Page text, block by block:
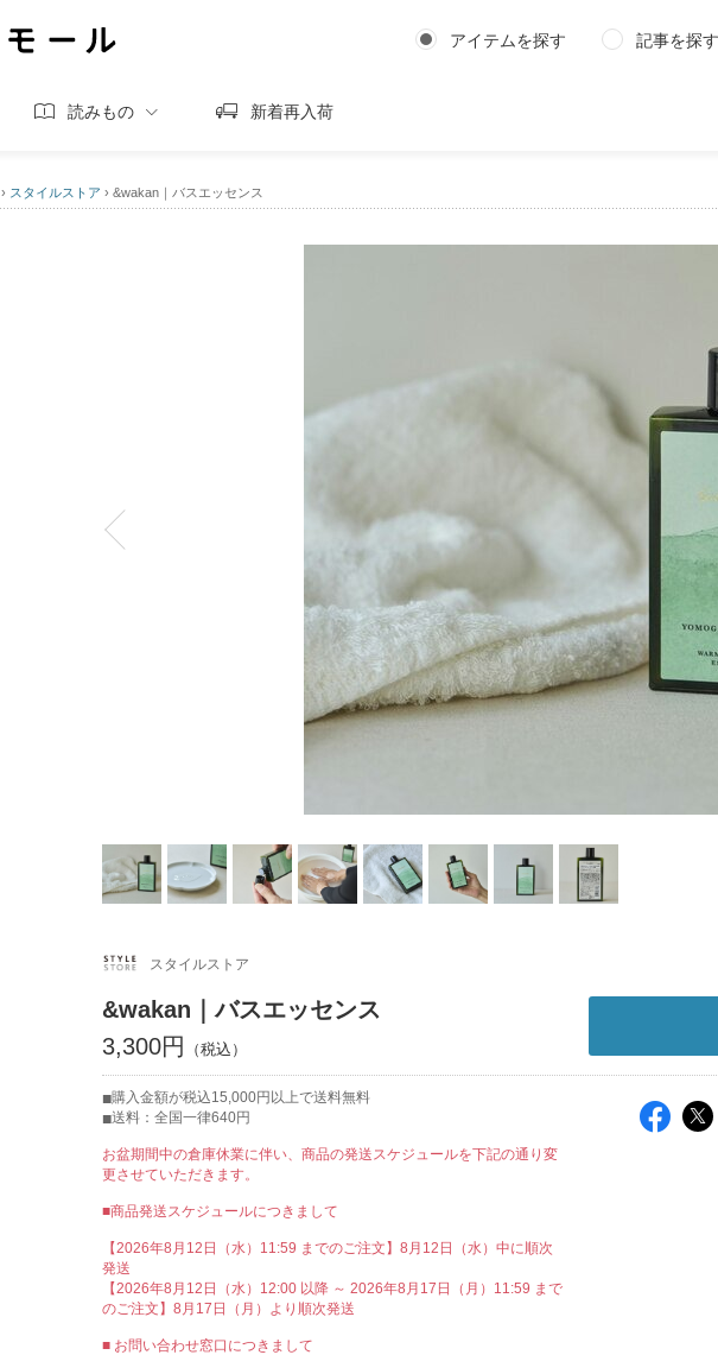
アイテムを探す 記事を探す
読みもの 新着再入荷
› スタイルストア › &wakan｜バスエッセンス
スタイルストア
&wakan｜バスエッセンス
3,300円
購入金額が税込15,000円以上で送料無料
送料：全国一律640円
お盆期間中の倉庫休業に伴い、商品の発送スケジュールを下記の通り変
更させていただきます。
■商品発送スケジュールにつきまして
【2026年8月12日（水）11:59 までのご注文】8月12日（水）中に順次
発送
【2026年8月12日（水）12:00 以降 ～ 2026年8月17日（月）11:59 まで
のご注文】8月17日（月）より順次発送
■ お問い合わせ窓口につきまして